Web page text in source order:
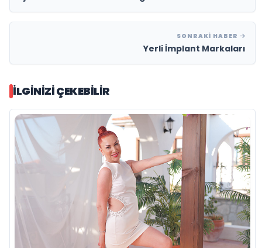
SONRAKI HABER
Yerli İmplant Markaları
İLGINIZI ÇEKEBILIR